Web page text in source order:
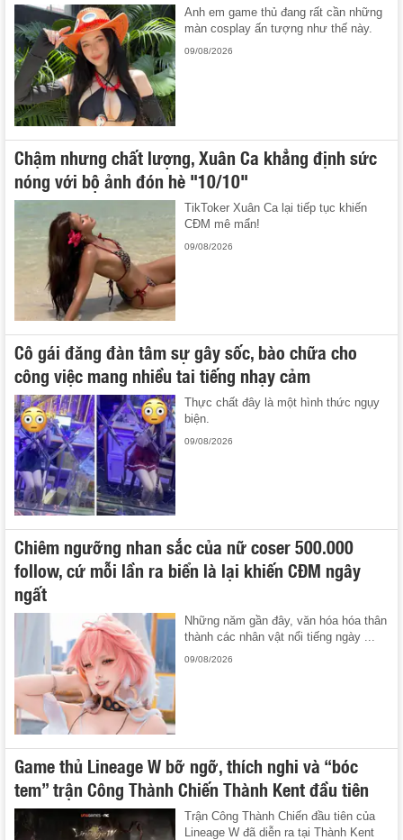
Anh em game thủ đang rất cần những
màn cosplay ấn tượng như thế này.
09/08/2026
Chậm nhưng chất lượng, Xuân Ca khẳng định sức
nóng với bộ ảnh đón hè "10/10"
TikToker Xuân Ca lại tiếp tục khiến
CĐM mê mẩn!
09/08/2026
Cô gái đăng đàn tâm sự gây sốc, bào chữa cho
công việc mang nhiều tai tiếng nhạy cảm
Thực chất đây là một hình thức ngụy
biện.
09/08/2026
Chiêm ngưỡng nhan sắc của nữ coser 500.000
follow, cứ mỗi lần ra biển là lại khiến CĐM ngây
ngất
Những năm gần đây, văn hóa hóa thân
thành các nhân vật nổi tiếng ngày ...
09/08/2026
Game thủ Lineage W bỡ ngỡ, thích nghi và “bóc
tem” trận Công Thành Chiến Thành Kent đầu tiên
Trận Công Thành Chiến đầu tiên của
Lineage W đã diễn ra tại Thành Kent